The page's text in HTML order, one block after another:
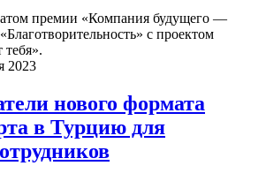
премии «Компания будущего —
с проектом
тебя».
2023
нового формата
в Турцию для